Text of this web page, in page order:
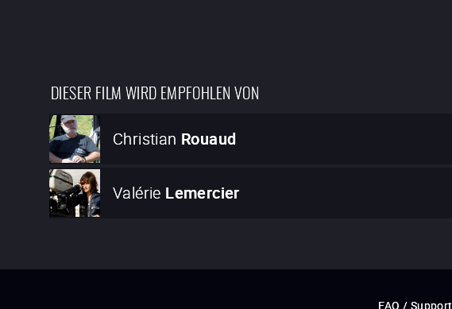
DIESER FILM WIRD EMPFOHLEN VON
Christian Rouaud
Valérie Lemercier
FAQ / Support